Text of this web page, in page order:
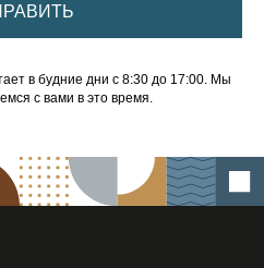
в будние дни с 8:30 до 17:00. Мы
с вами в это время.